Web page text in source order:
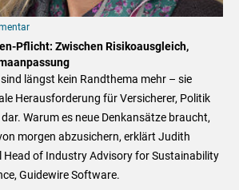
Pflicht: Zwischen Risikoausgleich,
längst kein Randthema mehr – sie
Herausforderung für Versicherer, Politik
Warum es neue Denkansätze braucht,
morgen abzusichern, erklärt Judith
Head of Industry Advisory for Sustainability
Guidewire Software.